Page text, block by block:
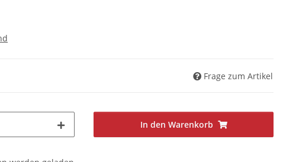
Frage zum Artikel
In den Warenkorb